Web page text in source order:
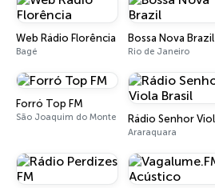
Web Rádio Florência
Bagé
Bossa Nova Brazil
Rio de Janeiro
Forró Top FM
São Joaquim do Monte
Araraquara